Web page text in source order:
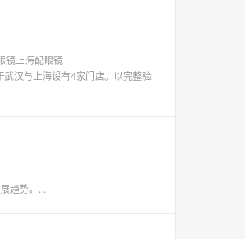
镜上海配眼镜
武汉与上海设有4家门店。以完整验
趋势。...